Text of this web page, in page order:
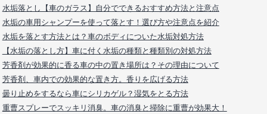
水垢落とし【車のガラス】自分でできるおすすめ方法と注意点
水垢の車用シャンプーを使って落とす！選び方や注意点を紹介
水垢を落とす方法とは？車のボディについた水垢対処方法
【水垢の落とし方】車に付く水垢の種類と種類別の対処方法
芳香剤が効果的に香る車の中の置き場所は？その理由について
芳香剤、車内での効果的な置き方。香りを広げる方法
曇り止めをするなら車にシリカゲル？湿気をとる方法
重曹スプレーでスッキリ消臭。車の消臭と掃除に重曹が効果大！